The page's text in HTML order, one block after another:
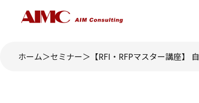
ホーム セミナー 【RFI・RFPマスター講座】